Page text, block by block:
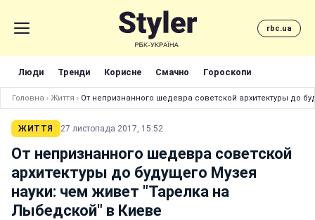
rbc.ua
Люди Тренди Корисне Смачно Гороскопи
Головна › Життя › От непризнанного шедевра советской архитектуры до
ЖИТТЯ 27 листопада 2017, 15:52
От непризнанного шедевра советской
архитектуры до будущего Музея
науки: чем живет "Тарелка на
Лыбедской" в Киеве